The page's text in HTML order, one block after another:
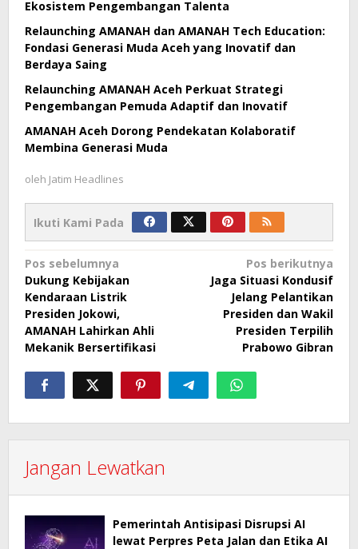
Ekosistem Pengembangan Talenta
Relaunching AMANAH dan AMANAH Tech Education:
Fondasi Generasi Muda Aceh yang Inovatif dan
Berdaya Saing
Relaunching AMANAH Aceh Perkuat Strategi
Pengembangan Pemuda Adaptif dan Inovatif
AMANAH Aceh Dorong Pendekatan Kolaboratif
Membina Generasi Muda
oleh Jatim Headlines
Ikuti Kami Pada
Navigasi
pos
Pos sebelumnya
Dukung Kebijakan
Kendaraan Listrik
Presiden Jokowi,
AMANAH Lahirkan Ahli
Mekanik Bersertifikasi
Pos berikutnya
Jaga Situasi Kondusif
Jelang Pelantikan
Presiden dan Wakil
Presiden Terpilih
Prabowo Gibran
Jangan Lewatkan
Pemerintah Antisipasi Disrupsi AI
lewat Perpres Peta Jalan dan Etika AI